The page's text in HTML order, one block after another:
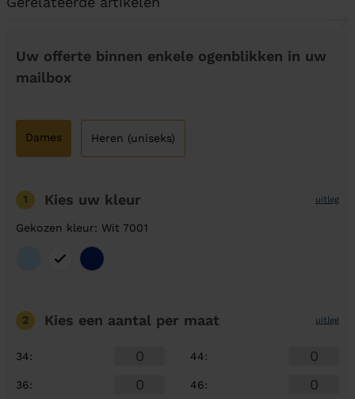
Uw offerte binnen enkele ogenblikken in uw
mailbox
Dames Heren (uniseks)
1 Kies uw kleur uitleg
Gekozen kleur: Wit 7001
2 Kies een aantal per maat uitleg
34:
36:
44:
46: